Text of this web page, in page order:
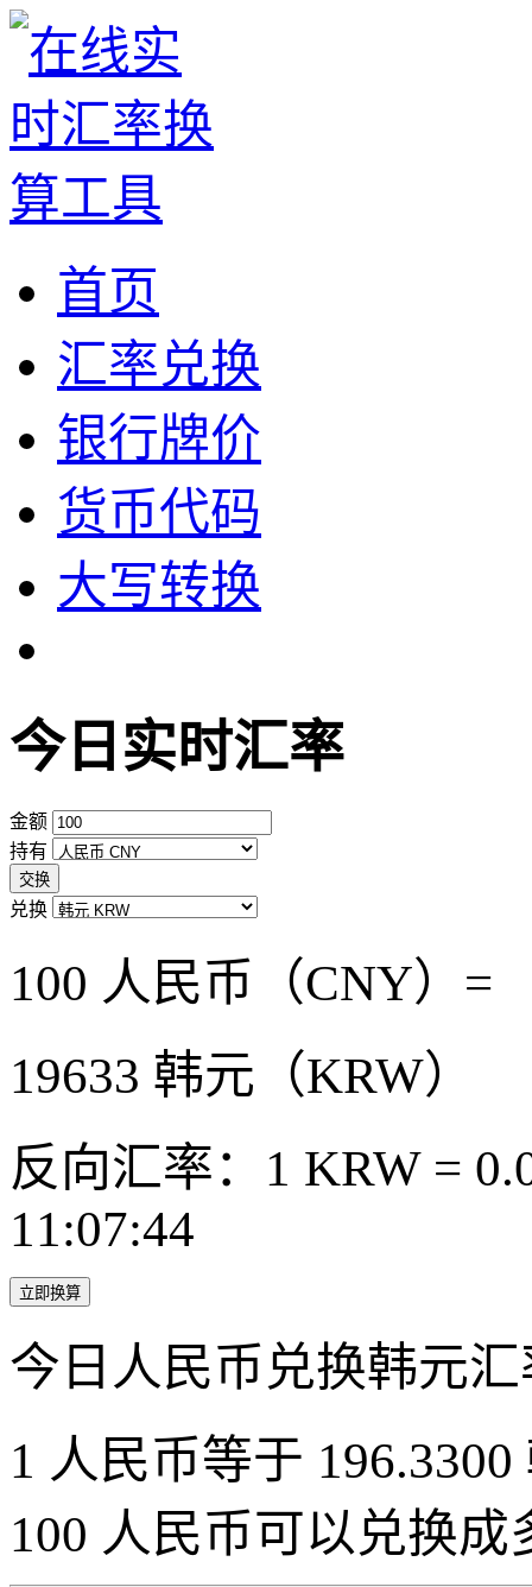
首页
汇率兑换
银行牌价
货币代码
大写转换
今日实时汇率
金额
持有
交换
兑换
100 人民币（CNY）=
19633 韩元（KRW）
反向汇率：1 KRW =
11:07:44
立即换算
今日人民币兑换韩元
1 人民币等于
100 人民币可以兑换成